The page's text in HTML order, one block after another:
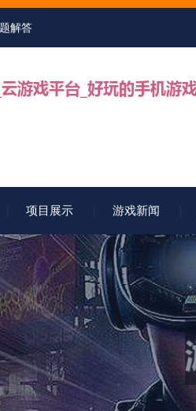
解答
项目展示 游戏新闻